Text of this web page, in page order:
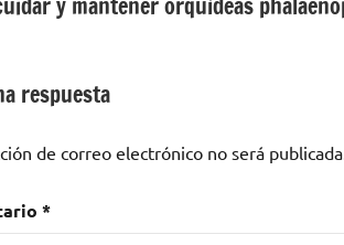
respuesta
de correo electrónico no será publicada.
*